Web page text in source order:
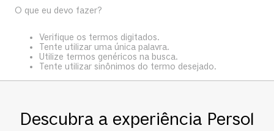
O que eu devo fazer?
Verifique os termos digitados.
Tente utilizar uma única palavra.
Utilize termos genéricos na busca.
Tente utilizar sinônimos do termo desejado.
Descubra a experiência Persol